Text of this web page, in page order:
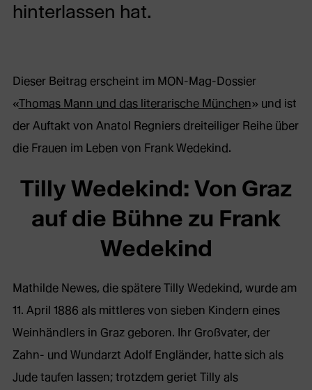
hinterlassen hat.
Dieser Beitrag erscheint im MON-Mag-Dossier
«Thomas Mann und das literarische München» und ist
der Auftakt von Anatol Regniers dreiteiliger Reihe über
die Frauen im Leben von Frank Wedekind.
Tilly Wedekind: Von Graz
auf die Bühne zu Frank
Wedekind
Mathilde Newes, die spätere Tilly Wedekind, wurde am
11. April 1886 als mittleres von sieben Kindern eines
Weinhändlers in Graz geboren. Ihr Großvater, der
Zahn- und Wundarzt Adolf Engländer, hatte sich als
Jude taufen lassen; trotzdem geriet Tilly als